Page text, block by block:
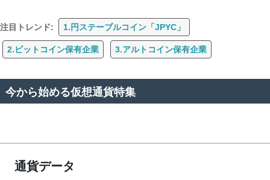
注目トレンド: 1.円ステーブルコイン「JPYC」
2.ビットコイン保有企業 3.アルトコイン保有企業
今から始める仮想通貨特集
通貨データ